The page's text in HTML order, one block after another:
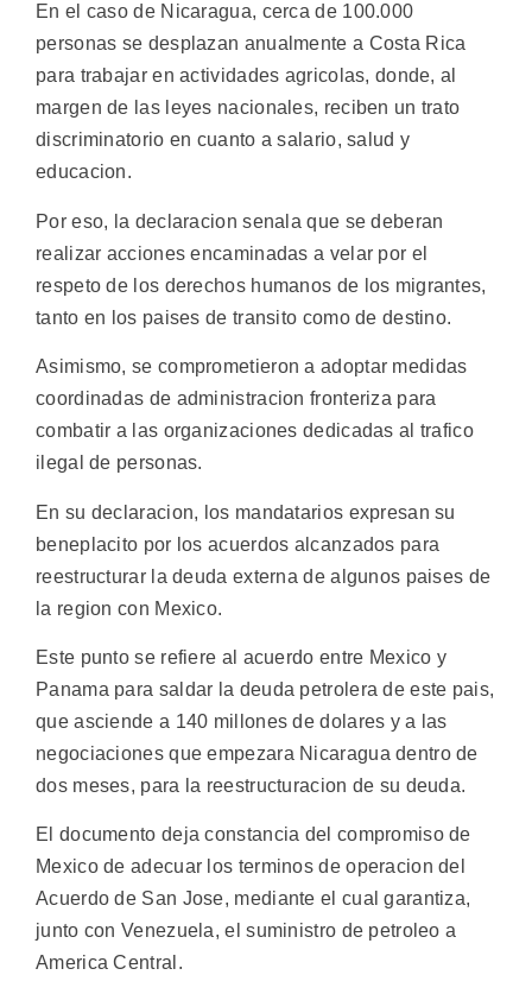
En el caso de Nicaragua, cerca de 100.000
personas se desplazan anualmente a Costa Rica
para trabajar en actividades agricolas, donde, al
margen de las leyes nacionales, reciben un trato
discriminatorio en cuanto a salario, salud y
educacion.
Por eso, la declaracion senala que se deberan
realizar acciones encaminadas a velar por el
respeto de los derechos humanos de los migrantes,
tanto en los paises de transito como de destino.
Asimismo, se comprometieron a adoptar medidas
coordinadas de administracion fronteriza para
combatir a las organizaciones dedicadas al trafico
ilegal de personas.
En su declaracion, los mandatarios expresan su
beneplacito por los acuerdos alcanzados para
reestructurar la deuda externa de algunos paises de
la region con Mexico.
Este punto se refiere al acuerdo entre Mexico y
Panama para saldar la deuda petrolera de este pais,
que asciende a 140 millones de dolares y a las
negociaciones que empezara Nicaragua dentro de
dos meses, para la reestructuracion de su deuda.
El documento deja constancia del compromiso de
Mexico de adecuar los terminos de operacion del
Acuerdo de San Jose, mediante el cual garantiza,
junto con Venezuela, el suministro de petroleo a
America Central.